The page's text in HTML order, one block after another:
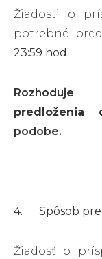
Žiadosti o
potrebné
23:59 hod.
predloženia
podobe.
4. Spôsob
Žiadosť o